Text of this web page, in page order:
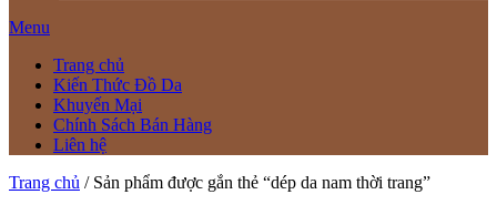
Menu
Trang chủ
Kiến Thức Đồ Da
Khuyến Mại
Chính Sách Bán Hàng
Liên hệ
Trang chủ / Sản phẩm được gắn thẻ “dép da nam thời trang”